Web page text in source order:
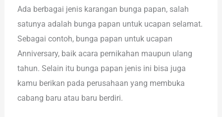
Ada berbagai jenis karangan bunga papan, salah
satunya adalah bunga papan untuk ucapan selamat.
Sebagai contoh, bunga papan untuk ucapan
Anniversary, baik acara pernikahan maupun ulang
tahun. Selain itu bunga papan jenis ini bisa juga
kamu berikan pada perusahaan yang membuka
cabang baru atau baru berdiri.